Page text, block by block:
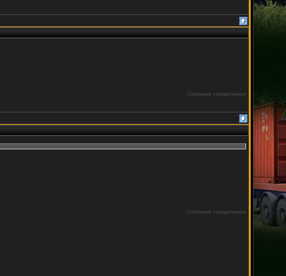
Сообщение отредактировал
Сообщение отредактировал